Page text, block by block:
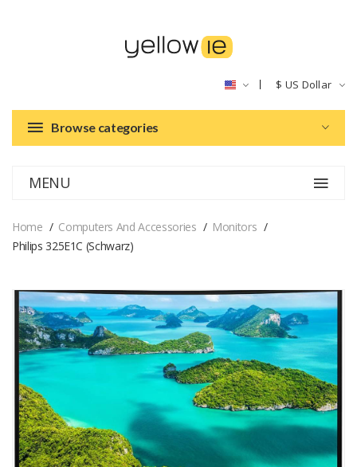
$ US Dollar
Browse categories
MENU
Home Computers And Accessories
Monitors
Philips 325E1C (Schwarz)